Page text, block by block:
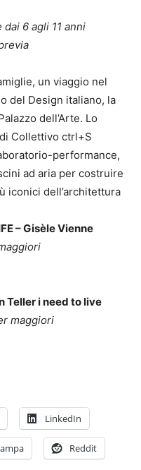
6 agli 11 anni
un viaggio nel
del Design italiano, la
dell’Arte. Lo
Collettivo ctrl+S
performance,
ad aria per costruire
iconici dell’architettura
– Gisèle Vienne
Teller i need to live
maggiori
LinkedIn
Reddit